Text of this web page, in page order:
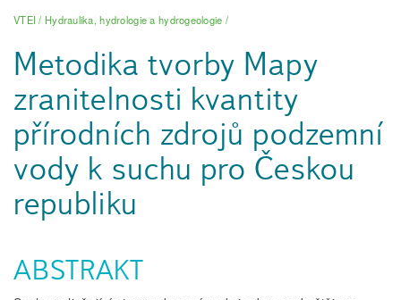
VTEI/ Hydraulika, hydrologie a hydrogeologie /
Metodika tvorby Mapy
zranitelnosti kvantity
přírodních zdrojů podzemní
vody k suchu pro Českou
republiku
ABSTRAKT